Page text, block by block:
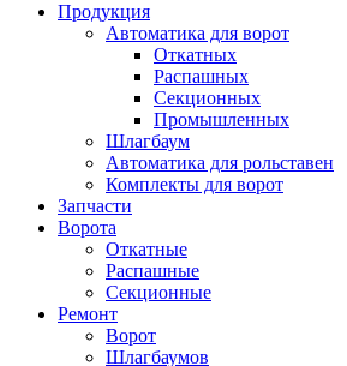
Продукция
Автоматика для ворот
Откатных
Распашных
Секционных
Промышленных
Шлагбаум
Автоматика для рольставен
Комплекты для ворот
Запчасти
Ворота
Откатные
Распашные
Секционные
Ремонт
Ворот
Шлагбаумов